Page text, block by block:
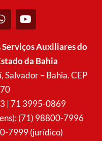
W
h
t
a
p
p
Y
o
t
u
b
e
Auxiliares do
da Bahia
Salvador – Bahia. CEP
| 71 3995-0869
(71) 98800-7996
7999 (jurídico)